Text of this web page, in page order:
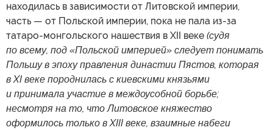
находилась в зависимости от Литовской империи,
часть — от Польской империи, пока не пала из-за
татаро-монгольского нашествия в XII веке (судя
по всему, под «Польской империей» следует понимать
Польшу в эпоху правления династии Пястов, которая
в XI веке породнилась с киевскими князьями
и принимала участие в междоусобной борьбе;
несмотря на то, что Литовское княжество
оформилось только в XIII веке, взаимные набеги